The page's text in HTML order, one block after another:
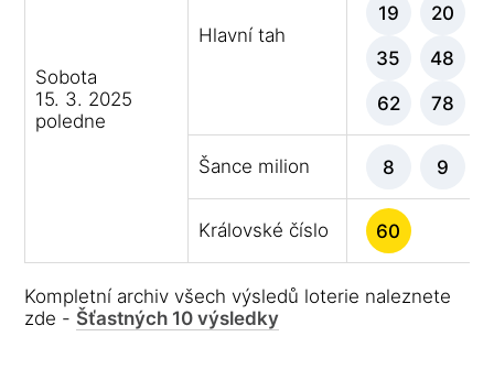
Sobota
15. 3. 2025
poledne
Hlavní tah
19 20
35 48
62 78
Šance milion 8 9
Královské číslo 60
Kompletní archiv všech výsledů loterie naleznete
zde - Šťastných 10 výsledky